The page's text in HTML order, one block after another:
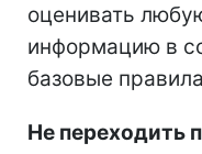
оценивать
информацию в
базовые
Не переходить